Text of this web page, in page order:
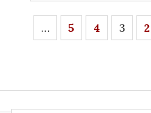
2
3
4
5
…